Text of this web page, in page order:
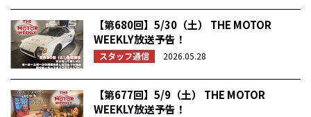
【第680回】5/30（土） THE MOTOR
WEEKLY放送予告！
スタッフ通信 2026.05.28
【第677回】5/9（土） THE MOTOR
WEEKLY放送予告！